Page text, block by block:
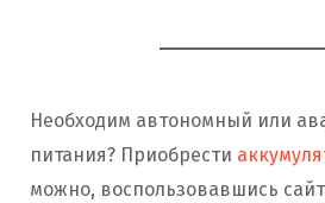
Необходим автономный или
питания? Приобрести
можно, воспользовавшись